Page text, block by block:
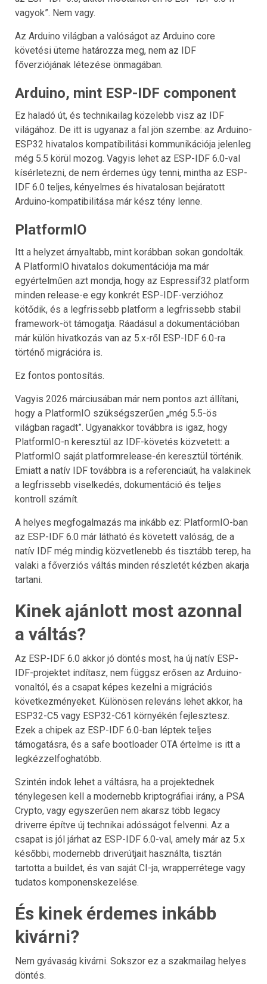
vagyok”. Nem vagy.
Az Arduino világban a valóságot az Arduino core
követési üteme határozza meg, nem az IDF
főverziójának létezése önmagában.
Arduino, mint ESP-IDF component
Ez haladó út, és technikailag közelebb visz az IDF
világához. De itt is ugyanaz a fal jön szembe: az Arduino-
ESP32 hivatalos kompatibilitási kommunikációja jelenleg
még 5.5 körül mozog. Vagyis lehet az ESP-IDF 6.0-val
kísérletezni, de nem érdemes úgy tenni, mintha az ESP-
IDF 6.0 teljes, kényelmes és hivatalosan bejáratott
Arduino-kompatibilitása már kész tény lenne.
PlatformIO
Itt a helyzet árnyaltabb, mint korábban sokan gondolták.
A PlatformIO hivatalos dokumentációja ma már
egyértelműen azt mondja, hogy az Espressif32 platform
minden release-e egy konkrét ESP-IDF-verzióhoz
kötődik, és a legfrissebb platform a legfrissebb stabil
framework-öt támogatja. Ráadásul a dokumentációban
már külön hivatkozás van az 5.x-ről ESP-IDF 6.0-ra
történő migrációra is.
Ez fontos pontosítás.
Vagyis 2026 márciusában már nem pontos azt állítani,
hogy a PlatformIO szükségszerűen „még 5.5-ös
világban ragadt”. Ugyanakkor továbbra is igaz, hogy
PlatformIO-n keresztül az IDF-követés közvetett: a
PlatformIO saját platformrelease-én keresztül történik.
Emiatt a natív IDF továbbra is a referenciaút, ha valakinek
a legfrissebb viselkedés, dokumentáció és teljes
kontroll számít.
A helyes megfogalmazás ma inkább ez: PlatformIO-ban
az ESP-IDF 6.0 már látható és követett valóság, de a
natív IDF még mindig közvetlenebb és tisztább terep, ha
valaki a főverziós váltás minden részletét kézben akarja
tartani.
Kinek ajánlott most azonnal
a váltás?
Az ESP-IDF 6.0 akkor jó döntés most, ha új natív ESP-
IDF-projektet indítasz, nem függsz erősen az Arduino-
vonaltól, és a csapat képes kezelni a migrációs
következményeket. Különösen releváns lehet akkor, ha
ESP32-C5 vagy ESP32-C61 környékén fejlesztesz.
Ezek a chipek az ESP-IDF 6.0-ban léptek teljes
támogatásra, és a safe bootloader OTA értelme is itt a
legkézzelfoghatóbb.
Szintén indok lehet a váltásra, ha a projektednek
ténylegesen kell a modernebb kriptográfiai irány, a PSA
Crypto, vagy egyszerűen nem akarsz több legacy
driverre építve új technikai adósságot felvenni. Az a
csapat is jól járhat az ESP-IDF 6.0-val, amely már az 5.x
későbbi, modernebb driverútjait használta, tisztán
tartotta a buildet, és van saját CI-ja, wrapperrétege vagy
tudatos komponenskezelése.
És kinek érdemes inkább
kivárni?
Nem gyávaság kivárni. Sokszor ez a szakmailag helyes
döntés.